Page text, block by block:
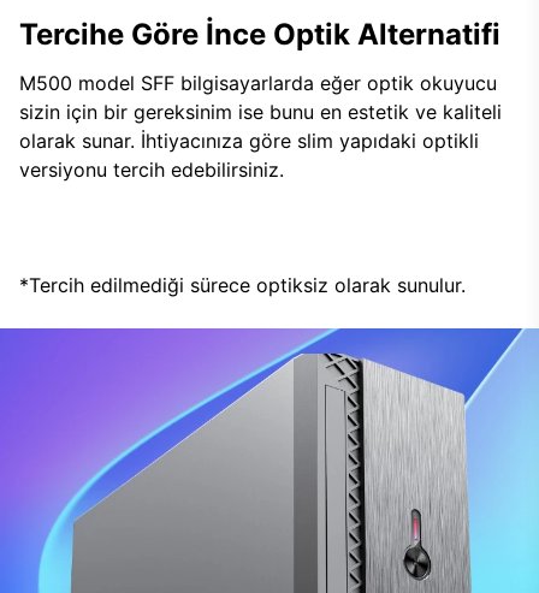
Tercihe Göre İnce Optik Alternatifi
M500 model SFF bilgisayarlarda eğer optik okuyucu
sizin için bir gereksinim ise bunu en estetik ve kaliteli
olarak sunar. İhtiyacınıza göre slim yapıdaki optikli
versiyonu tercih edebilirsiniz.
*Tercih edilmediği sürece optiksiz olarak sunulur.